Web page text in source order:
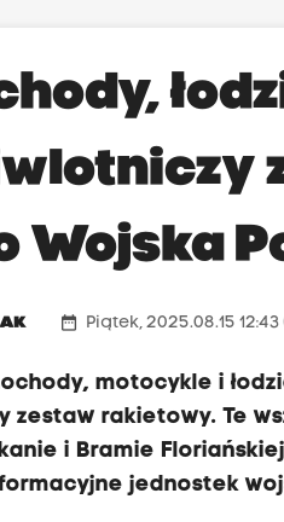
Wojska
date_range Piątek, 2025.08.15 12:43
motocykle i
zestaw rakietowy. Te
i Bramie
jednostek